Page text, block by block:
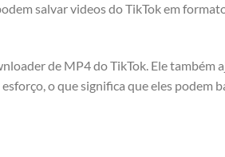
salvar videos do TikTok em
de MP4 do TikTok. Ele
o que significa que eles podem